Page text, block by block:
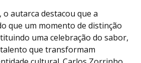
autarca destacou que a
que um momento de distinção
uma celebração do sabor,
que transformam